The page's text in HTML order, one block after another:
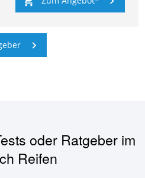
oder Ratgeber im
Reifen